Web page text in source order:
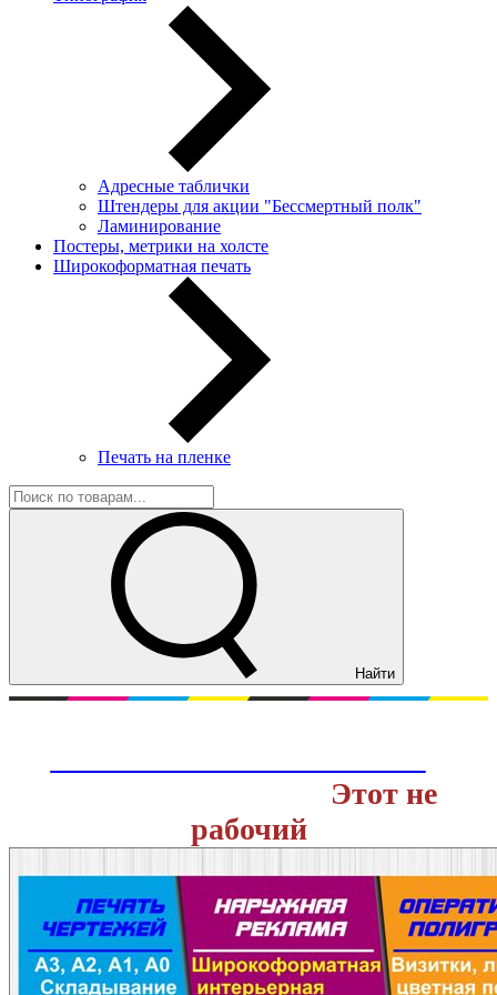
Адресные таблички
Штендеры для акции "Бессмертный полк"
Ламинирование
Постеры, метрики на холсте
Широкоформатная печать
Печать на пленке
Найти
Этот не
рабочий